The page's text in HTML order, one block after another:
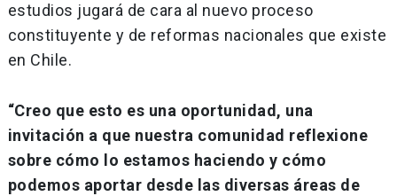
estudios jugará de cara al nuevo proceso
constituyente y de reformas nacionales que existe
en Chile.
“Creo que esto es una oportunidad, una
invitación a que nuestra comunidad reflexione
sobre cómo lo estamos haciendo y cómo
podemos aportar desde las diversas áreas de